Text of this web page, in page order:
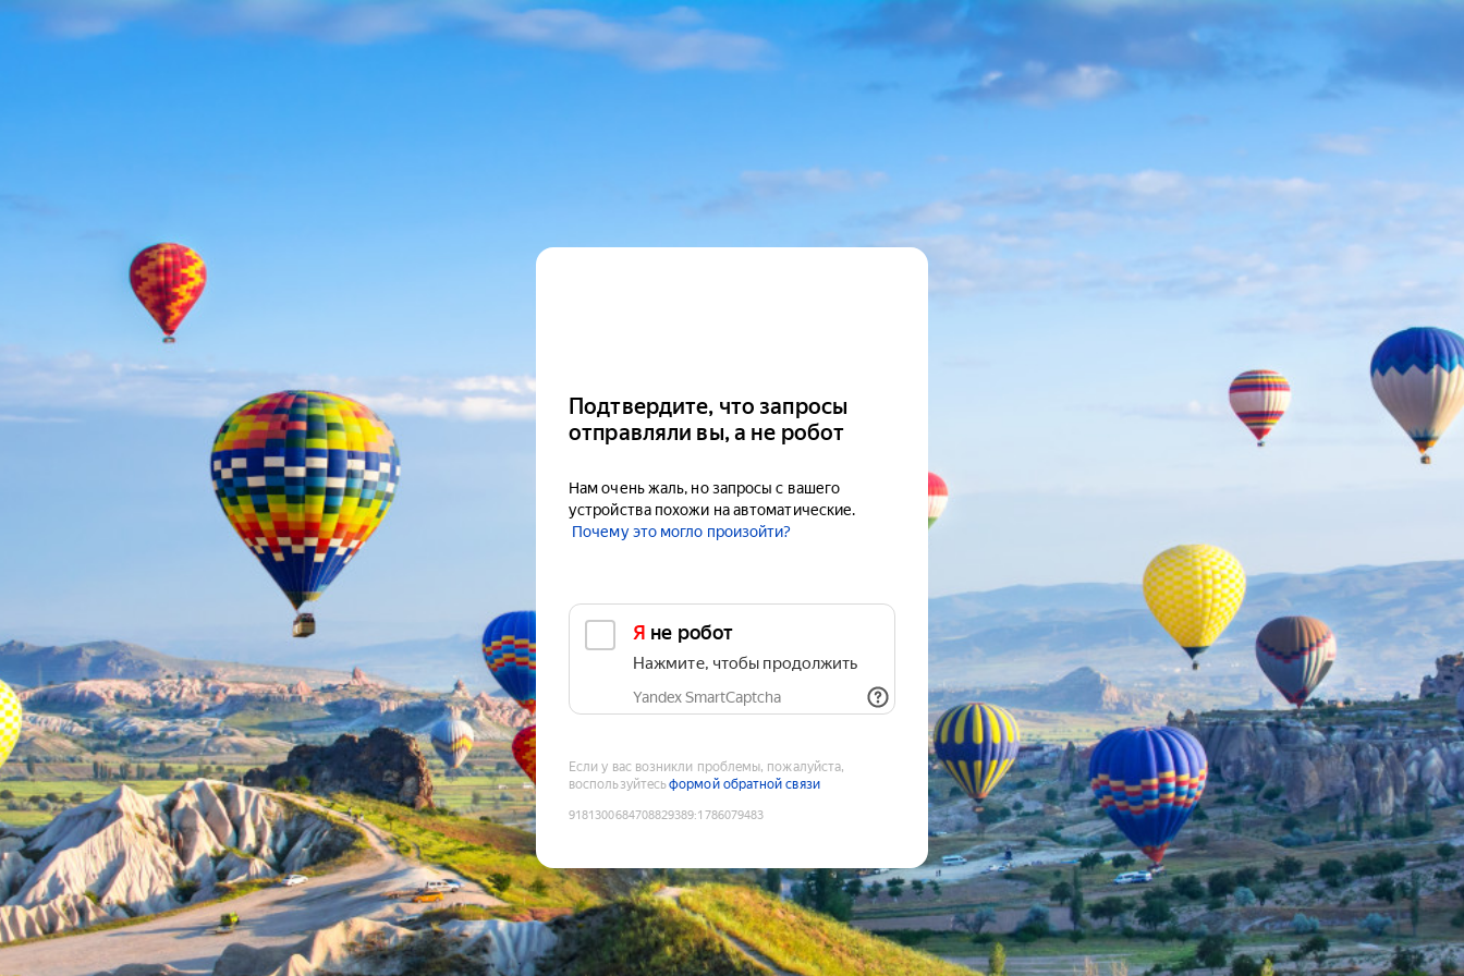
Подтвердите, что запросы
отправляли вы, а не робот
Нам очень жаль, но запросы с вашего
устройства похожи на автоматические.
Почему это могло произойти?
Я не робот
Нажмите, чтобы продолжить
Yandex SmartCaptcha
Если у вас возникли проблемы, пожалуйста,
воспользуйтесьформой обратной связи
9181300684708829389:1786079483